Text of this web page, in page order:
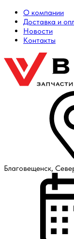
О компании
Доставка и
Новости
Контакты
Благовещенск,